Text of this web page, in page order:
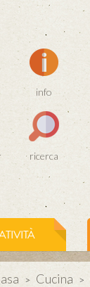
info
ricerca
> Cucina >